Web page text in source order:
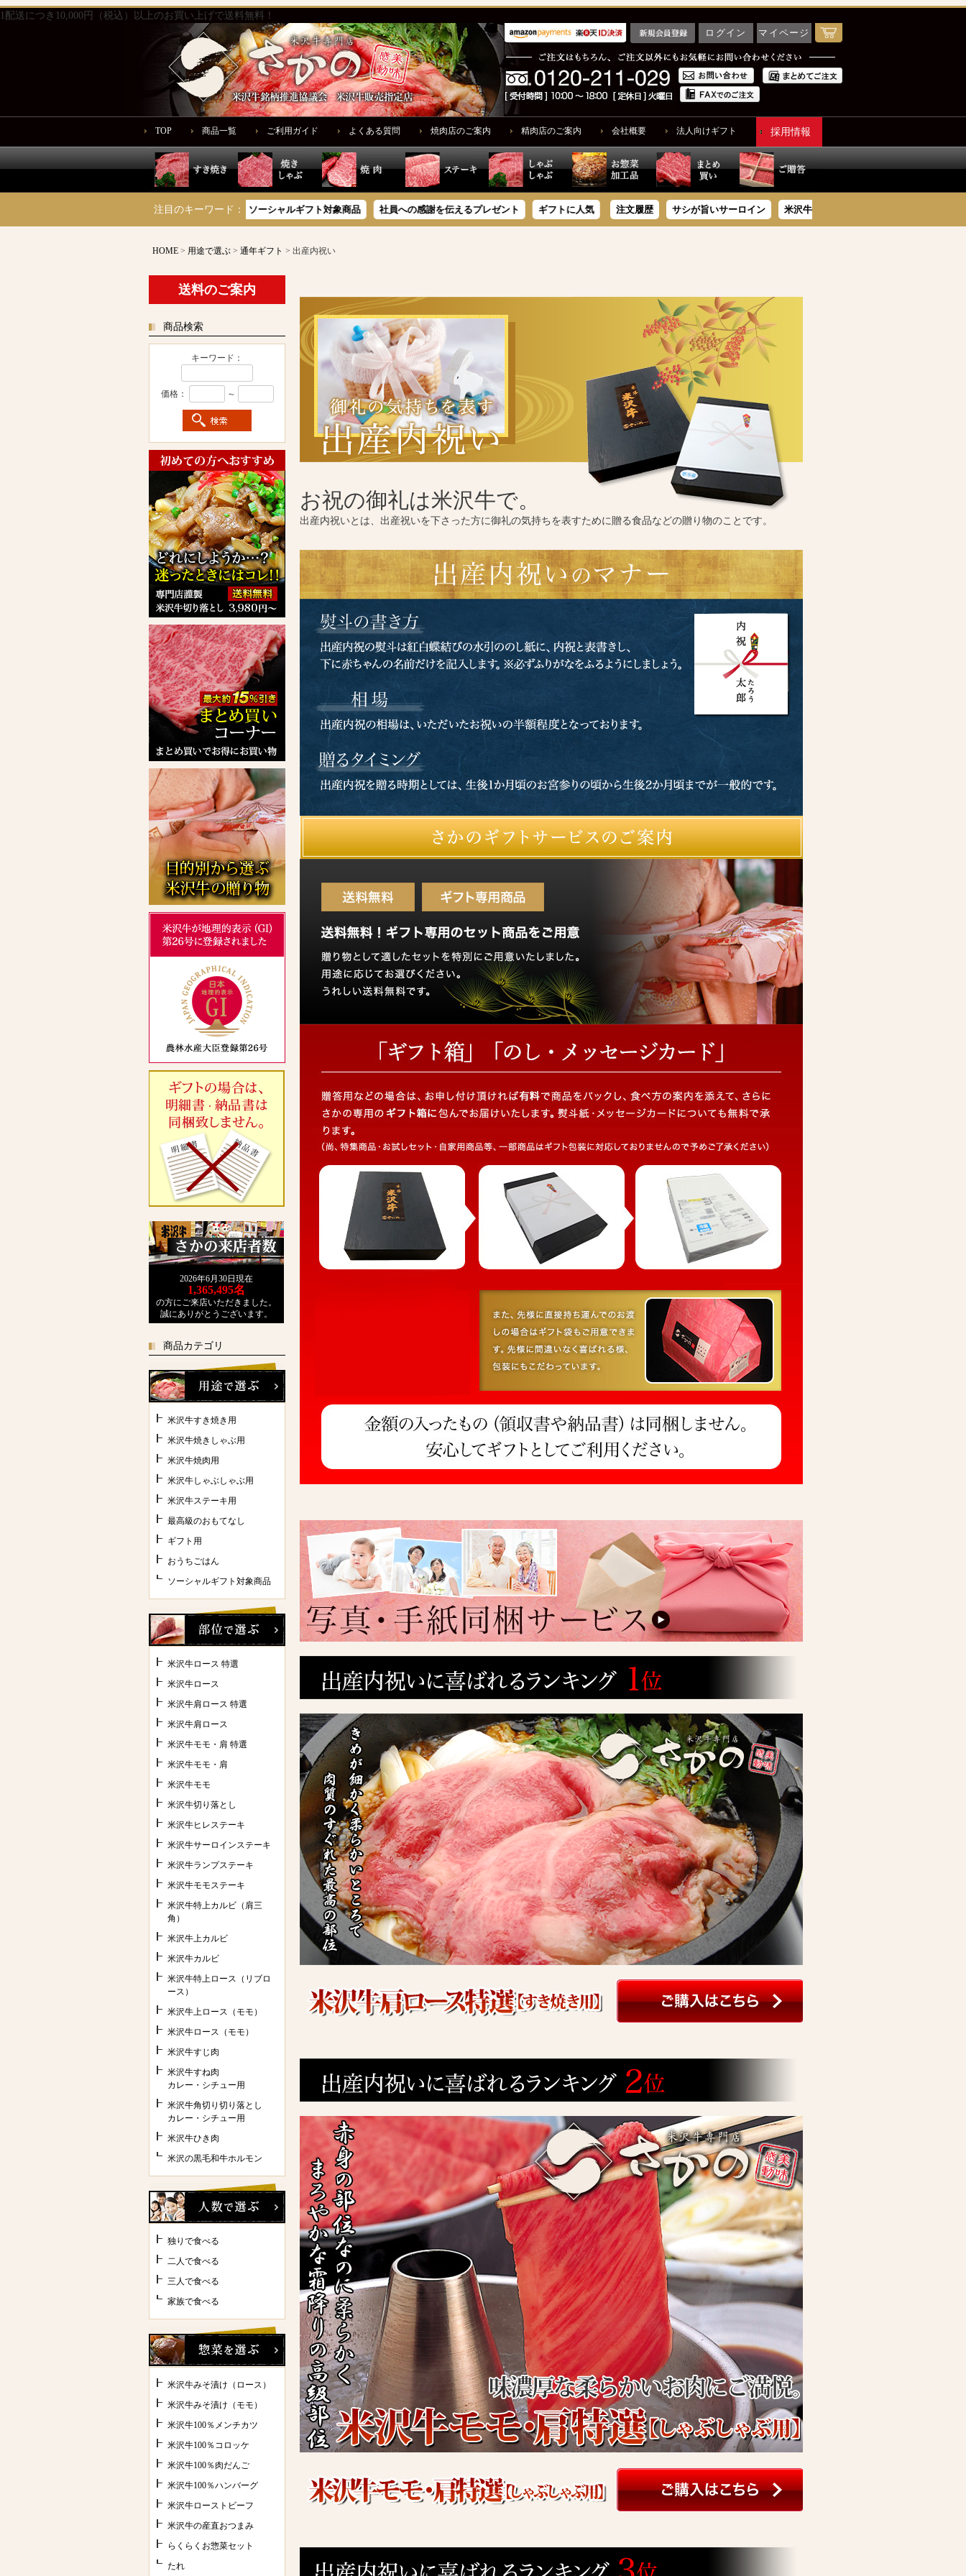
1配送につき10,000円（税込）以上のお買い上げで送料無料！
ログイン
マイページ
TOP 商品一覧 ご利用ガイド よくある質問 焼肉店のご案内 精肉店のご案内 会社概要 法人向けギフト 採用情報
注目のキーワード：
木箱で贈る ソーシャルギフト対象商品 社員への感謝を伝えるプレゼント ギフトに人気 注文履歴 サシが旨いサーロイン 米沢牛豪華惣菜
HOME 用途で選ぶ 通年ギフト 出産内祝い
送料のご案内
商品検索
キーワード：
価格： ～
2026年6月30日現在
1,365,495名
の方にご来店いただきました。
誠にありがとうございます。
商品カテゴリ
米沢牛すき焼き用
米沢牛焼きしゃぶ用
米沢牛焼肉用
米沢牛しゃぶしゃぶ用
米沢牛ステーキ用
最高級のおもてなし
ギフト用
おうちごはん
ソーシャルギフト対象商品
米沢牛ロース 特選
米沢牛ロース
米沢牛肩ロース 特選
米沢牛肩ロース
米沢牛モモ・肩 特選
米沢牛モモ・肩
米沢牛モモ
米沢牛切り落とし
米沢牛ヒレステーキ
米沢牛サーロインステーキ
米沢牛ランプステーキ
米沢牛モモステーキ
米沢牛特上カルビ（肩三
角）
米沢牛上カルビ
米沢牛カルビ
米沢牛特上ロース（リブロ
ース）
米沢牛上ロース（モモ）
米沢牛ロース（モモ）
米沢牛すじ肉
米沢牛すね肉
カレー・シチュー用
米沢牛角切り切り落とし
カレー・シチュー用
米沢牛ひき肉
米沢の黒毛和牛ホルモン
独りで食べる
二人で食べる
三人で食べる
家族で食べる
米沢牛みそ漬け（ロース）
米沢牛みそ漬け（モモ）
米沢牛100％メンチカツ
米沢牛100％コロッケ
米沢牛100％肉だんご
米沢牛100％ハンバーグ
米沢牛ローストビーフ
米沢牛の産直おつまみ
らくらくお惣菜セット
たれ
お祝の御礼は米沢牛で。
出産内祝いとは、出産祝いを下さった方に御礼の気持ちを表すために贈る食品などの贈り物のことです。